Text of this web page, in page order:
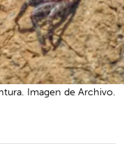
Imagen de Archivo.